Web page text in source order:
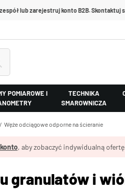
lub zarejestruj konto B2B. Skontaktuj
POMIAROWE I
TECHNIKA
SMAROWNICZA
Węże odciągowe odporne na ścieranie
, aby zobaczyć indywidualną
granulatów i